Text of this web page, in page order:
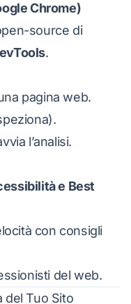
Chrome)
source di
.
pagina web.
l’analisi.
e Best
con consigli
del web.
del Tuo Sito